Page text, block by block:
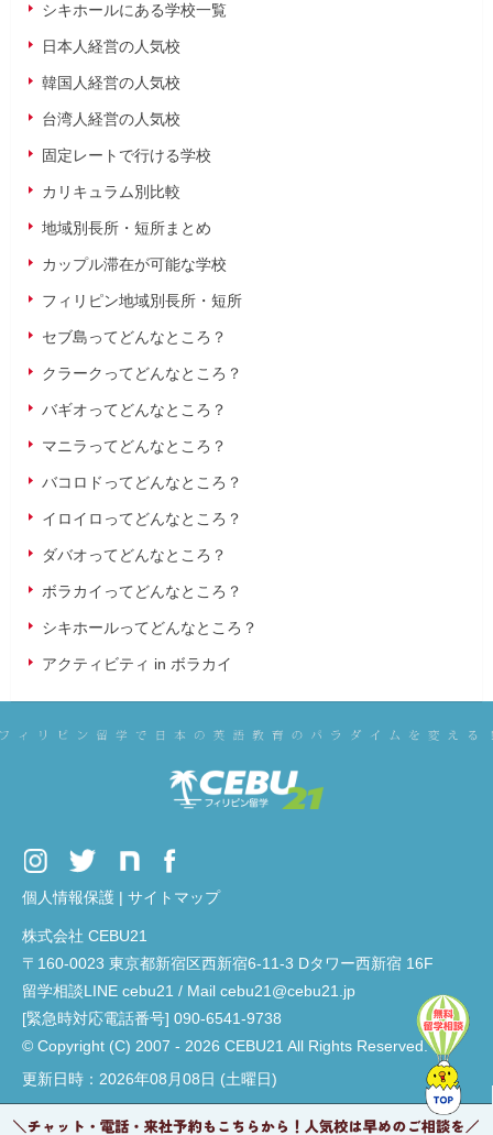
シキホールにある学校一覧
日本人経営の人気校
韓国人経営の人気校
台湾人経営の人気校
固定レートで行ける学校
カリキュラム別比較
地域別長所・短所まとめ
カップル滞在が可能な学校
フィリピン地域別長所・短所
セブ島ってどんなところ？
クラークってどんなところ？
バギオってどんなところ？
マニラってどんなところ？
バコロドってどんなところ？
イロイロってどんなところ？
ダバオってどんなところ？
ボラカイってどんなところ？
シキホールってどんなところ？
アクティビティ in ボラカイ
個人情報保護 | サイトマップ
株式会社 CEBU21
〒160-0023 東京都新宿区西新宿6-11-3 Dタワー西新宿 16F
留学相談LINE cebu21 / Mail cebu21@cebu21.jp
[緊急時対応電話番号] 090-6541-9738
© Copyright (C) 2007 - 2026 CEBU21 All Rights Reserved.
更新日時：2026年08月08日 (土曜日)